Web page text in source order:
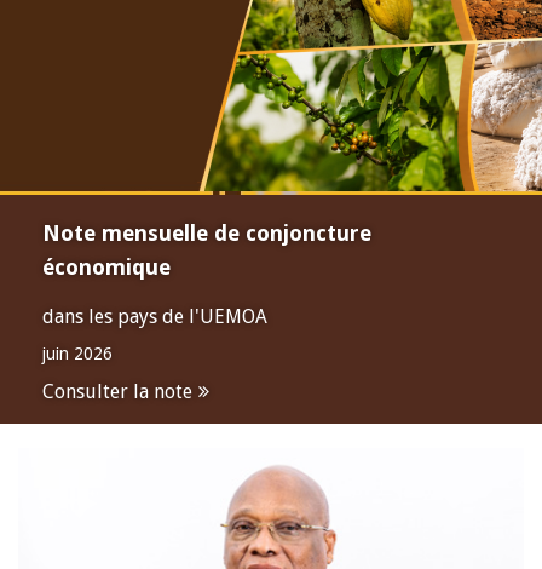
Note mensuelle de conjoncture
économique
dans les pays de l'UEMOA
juin 2026
Consulter la note